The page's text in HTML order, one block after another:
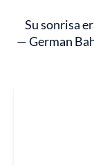
Su sonrisa
— German